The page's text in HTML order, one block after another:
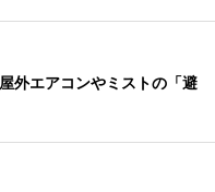
外エアコンやミストの「避